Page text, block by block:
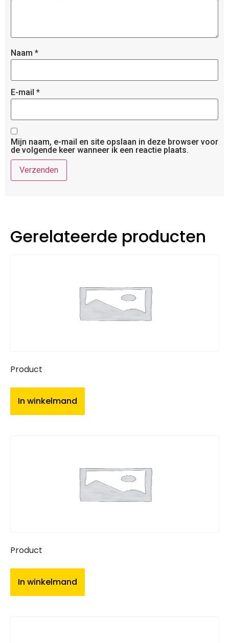
Naam *
E-mail *
Mijn naam, e-mail en site opslaan in deze browser voor
de volgende keer wanneer ik een reactie plaats.
Gerelateerde producten
Product
In winkelmand
Product
In winkelmand